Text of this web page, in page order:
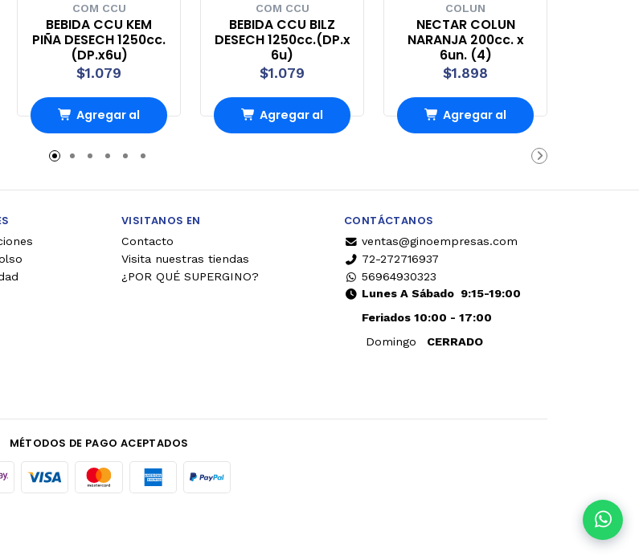
COM CCU
BEBIDA CCU KEM
PIÑA DESECH 1250cc.
(DP.x6u)
$1.079
Agregar al
Carro
COM CCU
BEBIDA CCU BILZ
DESECH 1250cc.(DP.x
6u)
$1.079
Agregar al
COLUN
NECTAR COLUN
NARANJA 200cc. x
6un. (4)
$1.898
Agregar al
VISITANOS EN
Contacto
Visita nuestras tiendas
¿POR QUÉ SUPERGINO?
CONTÁCTANOS
ventas@ginoempresas.com
72-272716937
56964930323
Lunes A Sábado9:15-19:00
Feriados 10:00 - 17:00
Domingo
CERRADO
MÉTODOS DE PAGO ACEPTADOS